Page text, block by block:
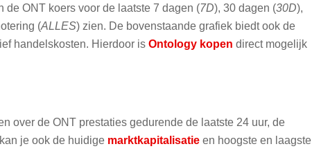
de ONT koers voor de laatste 7 dagen (7D), 30 dagen (30D),
(ALLES) zien. De bovenstaande grafiek biedt ook de
handelskosten. Hierdoor is Ontology kopen direct mogelijk
over de ONT prestaties gedurende de laatste 24 uur, de
je ook de huidige marktkapitalisatie en hoogste en laagste